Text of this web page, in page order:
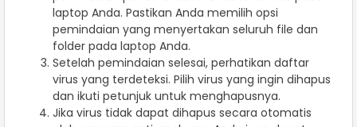
laptop Anda. Pastikan Anda memilih opsi
pemindaian yang menyertakan seluruh file dan
folder pada laptop Anda.
Setelah pemindaian selesai, perhatikan daftar
virus yang terdeteksi. Pilih virus yang ingin dihapus
dan ikuti petunjuk untuk menghapusnya.
Jika virus tidak dapat dihapus secara otomatis